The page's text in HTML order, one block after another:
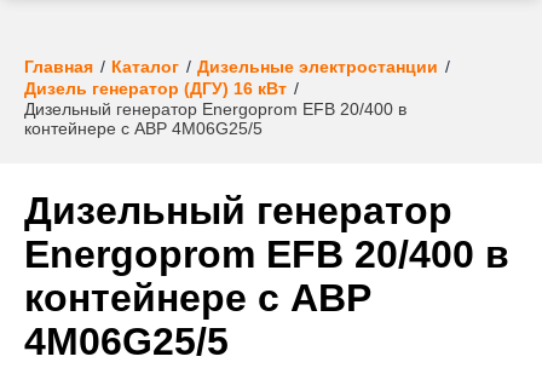
О компании
Клиентам
Сервис
Судовое ЭО
Проекты
Главная Каталог
Дизельные электростанции
Дизель генератор (ДГУ) 16 кВт
Дизельный генератор Energoprom EFB 20/400 в
контейнере с АВР 4M06G25/5
Дизельный генератор
Energoprom EFB 20/400 в
контейнере с АВР
4M06G25/5